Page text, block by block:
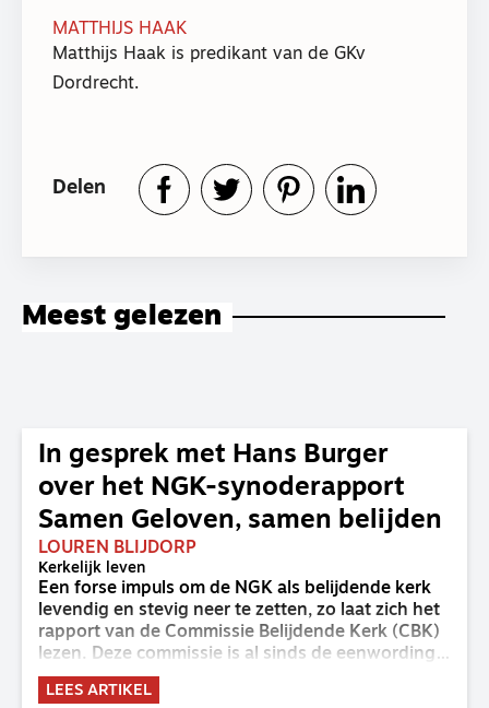
MATTHIJS HAAK
Matthijs Haak is predikant van de GKv
Dordrecht.
Delen
Meest gelezen
In gesprek met Hans Burger
over het NGK-synoderapport
Samen Geloven, samen belijden
LOUREN BLIJDORP
Kerkelijk leven
Een forse impuls om de NGK als belijdende kerk
levendig en stevig neer te zetten, zo laat zich het
rapport van de Commissie Belijdende Kerk (CBK)
lezen. Deze commissie is al sinds de eenwording
van de GKv en NGK actief en kreeg van de
synode van Deventer in 2023 de opdracht om
LEES ARTIKEL